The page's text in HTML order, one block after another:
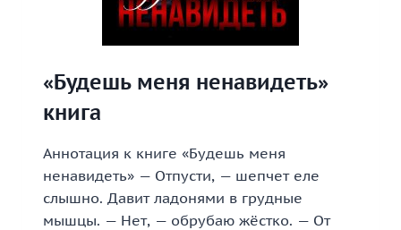
«Будешь меня ненавидеть»
книга
Аннотация к книге «Будешь меня
ненавидеть» — Отпусти, — шепчет еле
слышно. Давит ладонями в грудные
мышцы. — Нет, — обрубаю жёстко. — От